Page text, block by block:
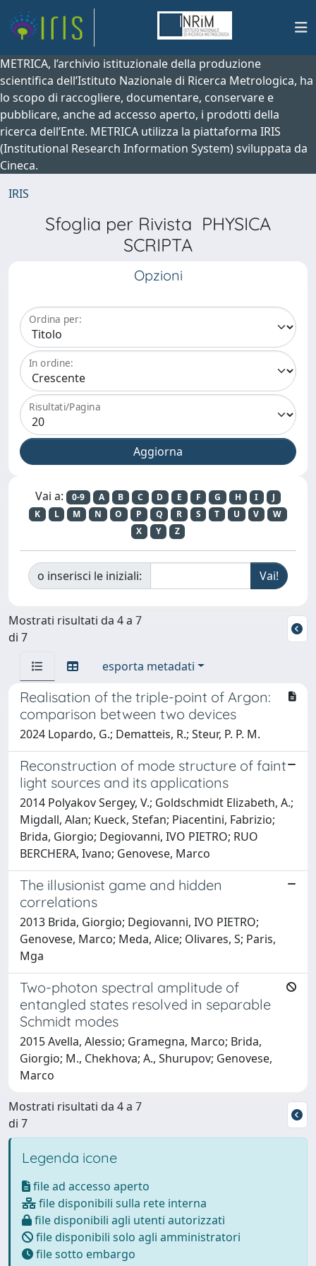
METRICA, l’archivio istituzionale della produzione
scientifica dell’Istituto Nazionale di Ricerca Metrologica, ha
lo scopo di raccogliere, documentare, conservare e
pubblicare, anche ad accesso aperto, i prodotti della
ricerca dell’Ente. METRICA utilizza la piattaforma IRIS
(Institutional Research Information System) sviluppata da
Cineca.
IRIS
Sfoglia per Rivista PHYSICA
SCRIPTA
Opzioni
Ordina per:
In ordine:
Risultati/Pagina
Vai a: 0-9 A B C D E F G H I
J
K
L M N O P Q R S T U V
W
X
Y Z
o inserisci le iniziali:
Mostrati risultati da 4 a 7
di 7
esporta metadati
Realisation of the triple-point of Argon:
comparison between two devices
2024 Lopardo, G.; Dematteis, R.; Steur, P. P. M.
Reconstruction of mode structure of faint
light sources and its applications
2014 Polyakov Sergey, V.; Goldschmidt Elizabeth, A.;
Migdall, Alan; Kueck, Stefan; Piacentini, Fabrizio;
Brida, Giorgio; Degiovanni, IVO PIETRO; RUO
BERCHERA, Ivano; Genovese, Marco
The illusionist game and hidden
correlations
2013 Brida, Giorgio; Degiovanni, IVO PIETRO;
Genovese, Marco; Meda, Alice; Olivares, S; Paris,
Mga
Two-photon spectral amplitude of
entangled states resolved in separable
Schmidt modes
2015 Avella, Alessio; Gramegna, Marco; Brida,
Giorgio; M., Chekhova; A., Shurupov; Genovese,
Marco
Mostrati risultati da 4 a 7
di 7
Legenda icone
file ad accesso aperto
file disponibili sulla rete interna
file disponibili agli utenti autorizzati
file disponibili solo agli amministratori
file sotto embargo